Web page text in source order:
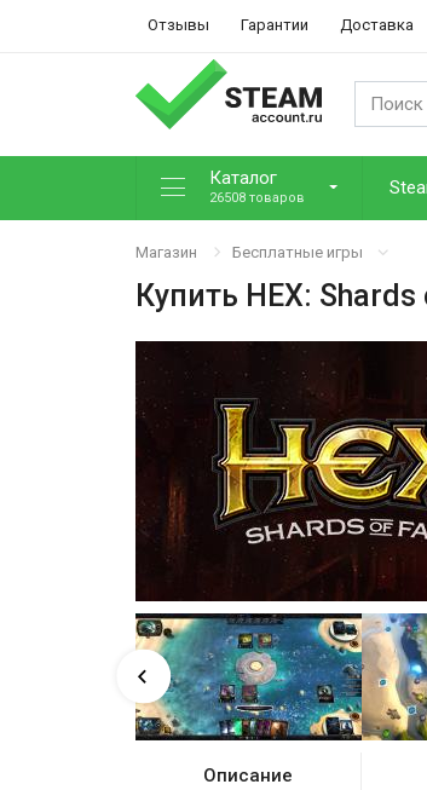
Отзывы Гарантии Доставка
Каталог
26508 товаров
Магазин Бесплатные игры
Купить HEX:
Описание